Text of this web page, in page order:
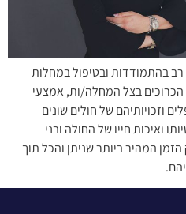
רב בהתמודדות ובטיפול במחלות
הכרוכים בצל המחלה/ות, אמצעי
וזכויותיהם של חולים שונים
ואיכות חייו של החולה ובני
המהיר ביותר שניתן והכל תוך